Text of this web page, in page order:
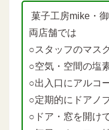
菓子工房mike・
両店舗では
○スタッフのマス
○空気・空間の塩
○出入口にアルコ
○定期的にドアノ
○ドア・窓を開け